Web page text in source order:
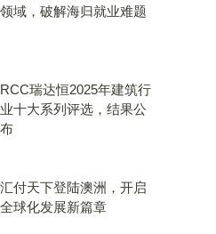
领域，破解海归就业难题
RCC瑞达恒2025年建筑行
业十大系列评选，结果公
布
汇付天下登陆澳洲，开启
全球化发展新篇章